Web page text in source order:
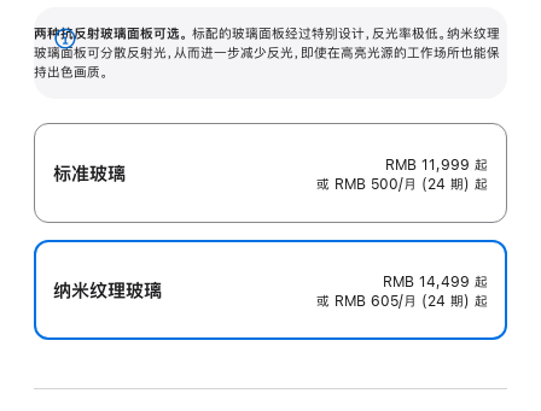
两种抗反射玻璃面板可选。 标配的玻璃面板经过特别设计，反光率极低。纳米纹理
玻璃面板可分散反射光，从而进一步减少反光，即使在高亮光源的工作场所也能保
持出色画质。
展
开
标准玻璃 RMB 11,999 起
或 RMB 500/月 (24 期) 起
纳米纹理玻璃 RMB 14,499 起
或 RMB 605/月 (24 期) 起